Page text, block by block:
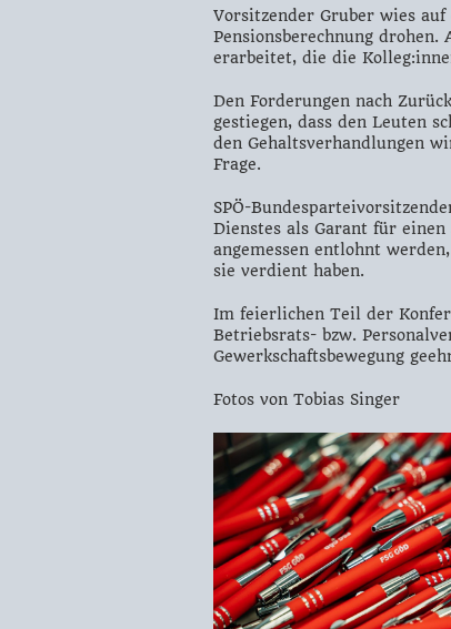
Vorsitzender Gruber wies
Pensionsberechnung
erarbeitet, die die
Den Forderungen nach
gestiegen, dass den Leuten
den Gehaltsverhandlungen
Frage.
SPÖ-
Dienstes als Garant für
angemessen entlohnt
sie verdient haben.
Im feierlichen Teil der
Betriebsrats- bzw.
Gewerkschaftsbewegung
Fotos von Tobias Singer